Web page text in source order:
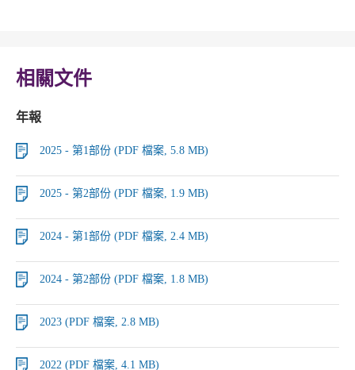
相關文件
年報
2025 - 第1部份 (PDF 檔案, 5.8 MB)
2025 - 第2部份 (PDF 檔案, 1.9 MB)
2024 - 第1部份 (PDF 檔案, 2.4 MB)
2024 - 第2部份 (PDF 檔案, 1.8 MB)
2023 (PDF 檔案, 2.8 MB)
2022 (PDF 檔案, 4.1 MB)